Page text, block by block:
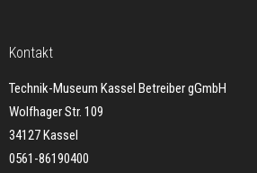
Kontakt
Technik-Museum Kassel Betreiber gGmbH
Wolfhager Str. 109
34127 Kassel
0561-86190400